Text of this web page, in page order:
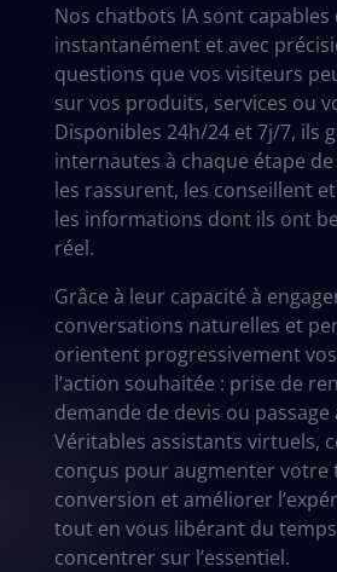
Nos chatbots IA sont
instantanément et avec
questions que vos visiteurs
sur vos produits, services ou
Disponibles 24h/24 et 7j/7, ils
internautes à chaque étape
les rassurent, les conseillent
les informations dont ils ont
réel.
Grâce à leur capacité à
conversations naturelles et
orientent progressivement
l’action souhaitée : prise de
demande de devis ou passage
Véritables assistants virtuels,
conçus pour augmenter votre
conversion et améliorer
tout en vous libérant du
concentrer sur l’essentiel.